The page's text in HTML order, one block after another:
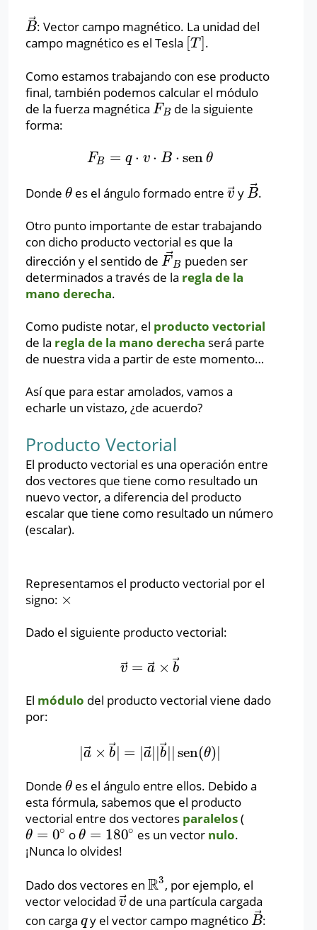
B⃗
B→
: Vector campo magnético. La unidad del
campo magnético es el Tesla [T ]
T] .
Como estamos trabajando con ese producto
final, también podemos calcular el módulo
de la fuerza magnética FB
FB de la siguiente
forma:
FB = q ⋅ v ⋅ B ⋅ sen θ
FB= q⋅v ⋅B⋅ sen θ
Donde θ
θ es el ángulo formado entrev ⃗
v→
y B⃗
B→
.
Otro punto importante de estar trabajando
con dicho producto vectorial es que la
dirección y el sentido de F ⃗
B
F→Bpueden ser
determinados a través de la regla de la
mano derecha.
Como pudiste notar, el producto vectorial
de la regla de la mano derecha será parte
de nuestra vida a partir de este momento…
Así que para estar amolados, vamos a
echarle un vistazo, ¿de acuerdo?
Producto Vectorial
El producto vectorial es una operación entre
dos vectores que tiene como resultado un
nuevo vector, a diferencia del producto
escalar que tiene como resultado un número
(escalar).
Representamos el producto vectorial por el
signo: ×
×
Dado el siguiente producto vectorial:
v⃗ = a⃗ × b
v→= a→× b→
El módulo del producto vectorial viene dado
por:
|a⃗ × b⃗| = |a⃗||b⃗|| sen(θ)|
|a →×b →| |a → |b→||sen
Donde θ
θ es el ángulo entre ellos. Debido a
esta fórmula, sabemos que el producto
vectorial entre dos vectores paralelos(
θ = 0∘
θ =0∘ oθ = 180∘
θ =180∘ es un vector nulo.
¡Nunca lo olvides!
Dado dos vectores en R3
R3, por ejemplo, el
vector velocidad v⃗
v→
de una partícula cargada
con carga q
qy el vector campo magnéticoB⃗
B→: